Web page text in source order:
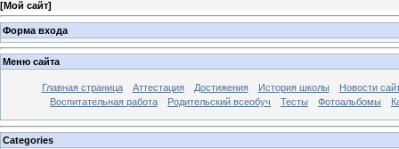
[Мой сайт]
Форма входа
Меню сайта
Главная страница Аттестация Достижения История школы
Новости
Воспитательная работа
Родительский всеобуч Тесты Фотоальбомы
Categories